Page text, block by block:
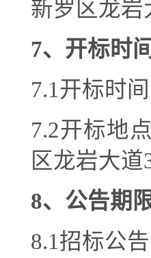
新罗区龙岩
7、开标时
7.1开标时间
7.2开标地点
区龙岩大道
8、公告期
8.1招标公